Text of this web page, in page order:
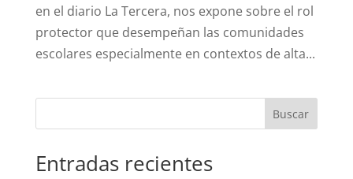
en el diario La Tercera, nos expone sobre el rol
protector que desempeñan las comunidades
escolares especialmente en contextos de alta...
Buscar
Entradas recientes